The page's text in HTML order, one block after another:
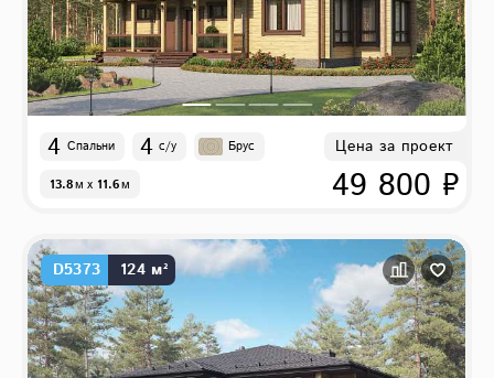
4 Спальни 4 с/у Брус
13.8м x 11.6м
Цена за проект
49 800 ₽
D5373 124 м²